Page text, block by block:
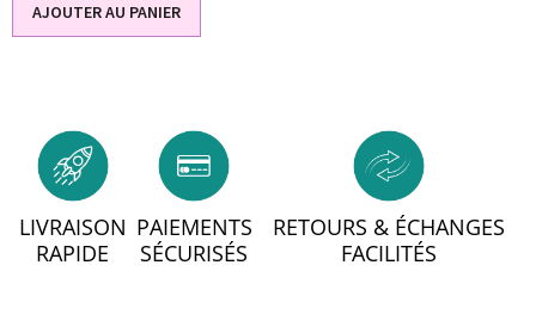
AJOUTER AU PANIER
LIVRAISON
RAPIDE
PAIEMENTS
SÉCURISÉS
RETOURS & ÉCHANGES
FACILITÉS